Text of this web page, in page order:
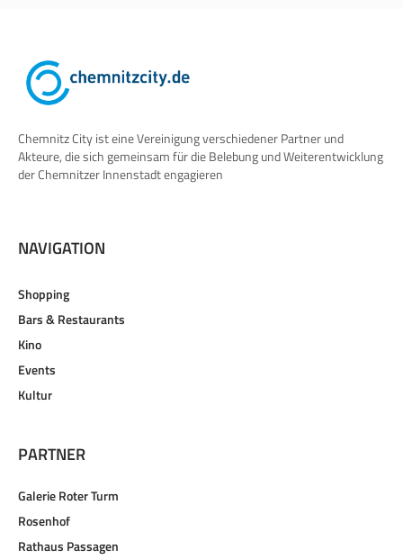
Chemnitz City ist eine Vereinigung verschiedener Partner und
Akteure, die sich gemeinsam für die Belebung und Weiterentwicklung
der Chemnitzer Innenstadt engagieren
NAVIGATION
Shopping
Bars & Restaurants
Kino
Events
Kultur
PARTNER
Galerie Roter Turm
Rosenhof
Rathaus Passagen